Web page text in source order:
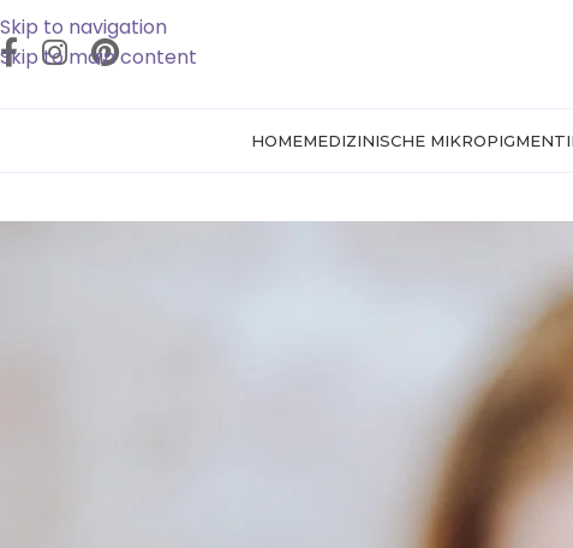
Skip to navigation
Skip to main content
HOMEMEDIZINISCHE
Warum Lippen bei Lip Blush